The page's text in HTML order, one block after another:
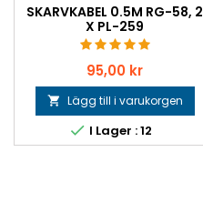
SKARVKABEL 0.5M RG-58, 2
X PL-259
Pris
95,00 kr
 Lägg till i varukorgen
 I Lager : 12